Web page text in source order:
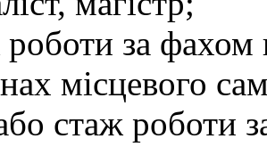
за фахом
місцевого
стаж роботи